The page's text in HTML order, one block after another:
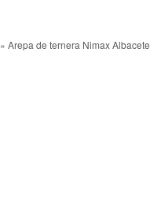
» Arepa de ternera Nimax Albacete